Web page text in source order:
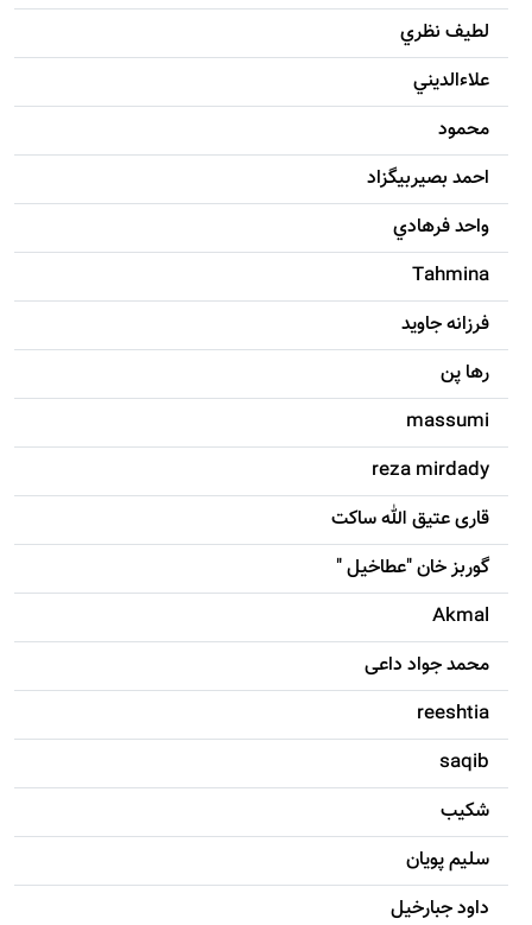
لطيف نظري
علاءالديني
محمود
احمد بصيربيگزاد
واحد فرهادي
Tahmina
فرزانه جاويد
رها پن
massumi
reza mirdady
قاری عتیق الله ساکت
گوربز خان "عطاخیل "
Akmal
محمد جواد داعی
reeshtia
saqib
شکيب
سليم پویان
داود جبارخیل